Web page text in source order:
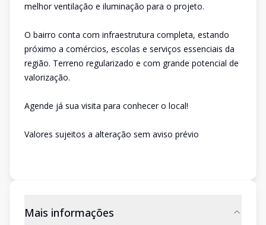
melhor ventilação e iluminação para o projeto.
O bairro conta com infraestrutura completa, estando
próximo a comércios, escolas e serviços essenciais da
região. Terreno regularizado e com grande potencial de
valorização.
Agende já sua visita para conhecer o local!
Valores sujeitos a alteração sem aviso prévio
Mais informações